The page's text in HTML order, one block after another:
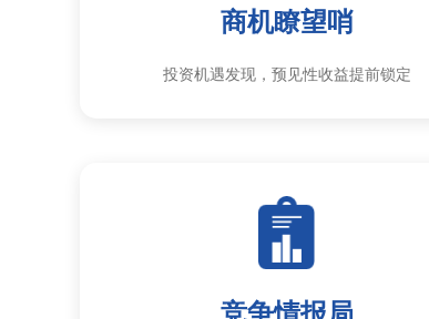
商机瞭望哨
投资机遇发现，预见性收益提前锁定
竞争情报局